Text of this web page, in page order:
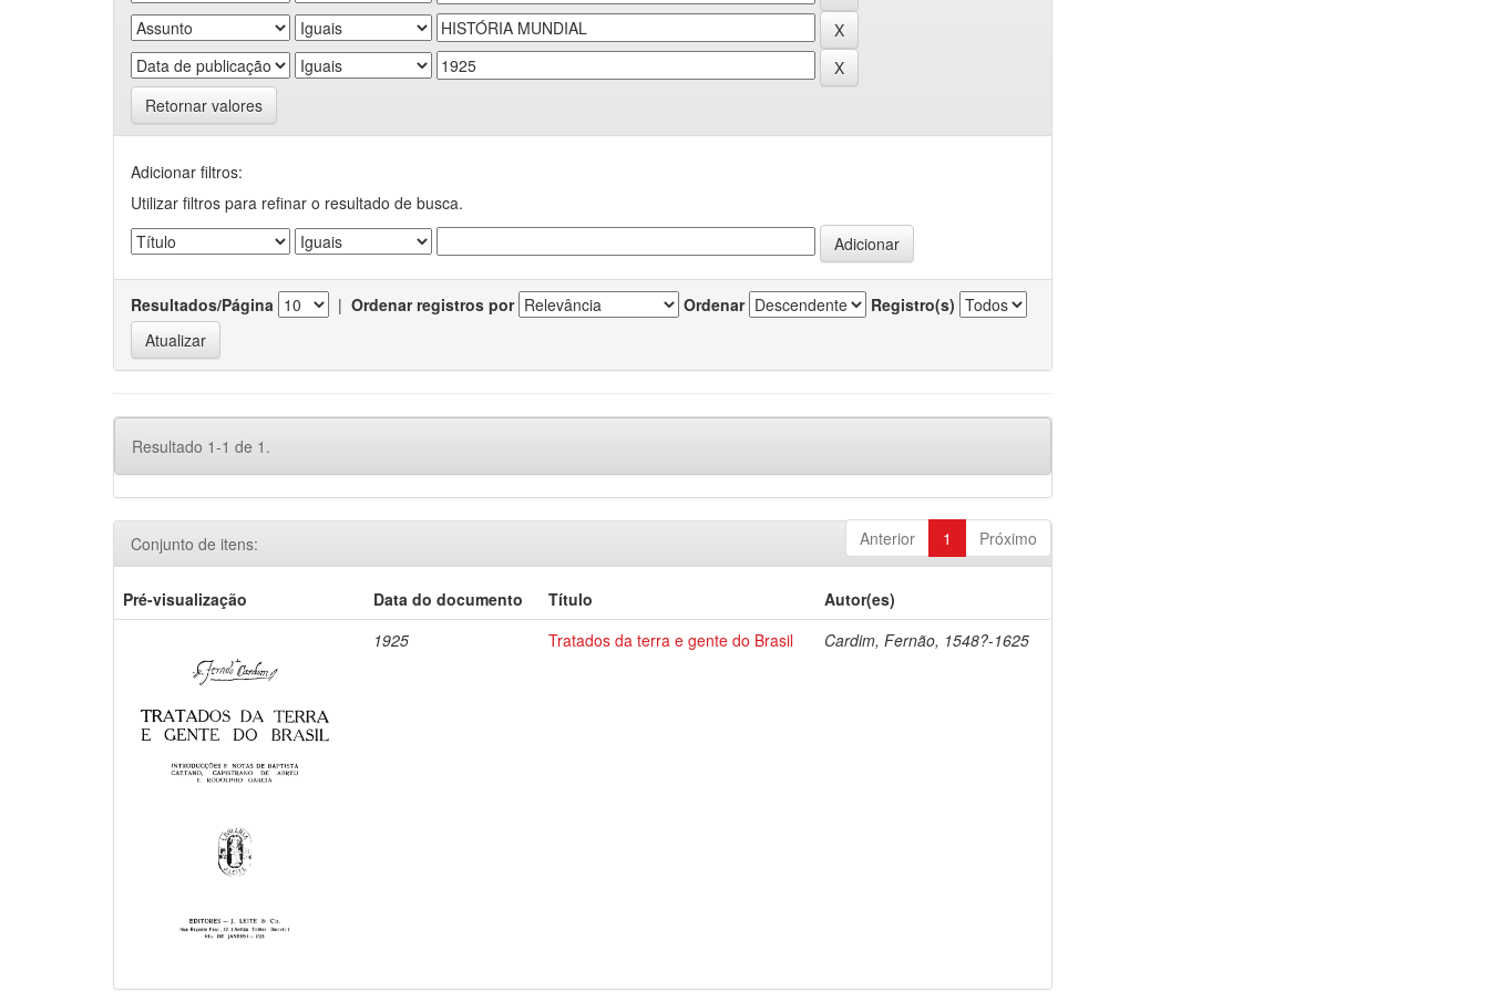
Retornar valores
Adicionar filtros:
Utilizar filtros para refinar o resultado de busca.
Resultados/Página | Ordenar registros por Ordenar Registro(s)
Resultado 1-1 de 1.
Anterior 1 Próximo
Conjunto de itens:
Pré-visualização Data do documento Título
Autor(es)
1925
Tratados da terra e gente do Brasil Cardim, Fernão, 1548?-1625